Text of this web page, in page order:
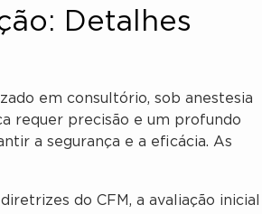
Detalhes
em consultório, sob anestesia
requer precisão e um profundo
a segurança e a eficácia. As
do CFM, a avaliação inicial